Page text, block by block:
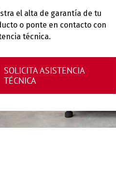
el alta de garantía de tu
o ponte en contacto con
técnica.
SOLICITA ASISTENCIA
TÉCNICA